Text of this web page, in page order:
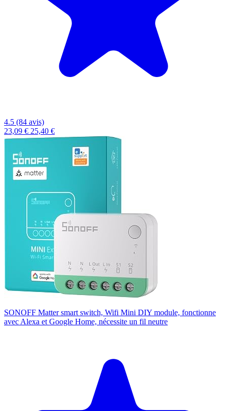
4.5 (84 avis)
23,09 € 25,40 €
SONOFF Matter smart switch, Wifi Mini DIY module, fonctionne
avec Alexa et Google Home, nécessite un fil neutre